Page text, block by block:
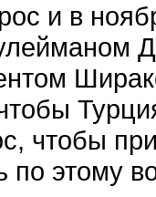
и в
чтобы
по этому